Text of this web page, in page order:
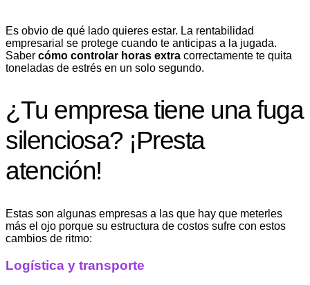
Es obvio de qué lado quieres estar. La rentabilidad
empresarial se protege cuando te anticipas a la jugada.
Saber cómo controlar horas extra correctamente te quita
toneladas de estrés en un solo segundo.
¿Tu empresa tiene una fuga
silenciosa? ¡Presta
atención!
Estas son algunas empresas a las que hay que meterles
más el ojo porque su estructura de costos sufre con estos
cambios de ritmo:
Logística y transporte